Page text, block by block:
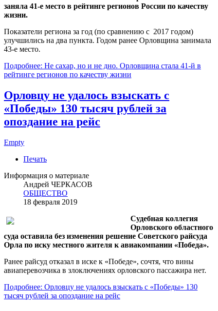
заняла 41-е место в рейтинге регионов России по качеству
жизни.
Показатели региона за год (по сравнению с 2017 годом)
улучшились на два пункта. Годом ранее Орловщина занимала
43-е место.
Подробнее: Не сахар, но и не дно. Орловщина стала 41-й в
рейтинге регионов по качеству жизни
Орловцу не удалось взыскать с
«Победы» 130 тысяч рублей за
опоздание на рейс
Empty
Печать
Информация о материале
Андрей ЧЕРКАСОВ
ОБЩЕСТВО
18 февраля 2019
Судебная коллегия
Орловского областного
суда оставила без изменения решение Советского райсуда
Орла по иску местного жителя к авиакомпании «Победа».
Ранее райсуд отказал в иске к «Победе», сочтя, что вины
авиаперевозчика в злоключениях орловского пассажира нет.
Подробнее: Орловцу не удалось взыскать с «Победы» 130
тысяч рублей за опоздание на рейс